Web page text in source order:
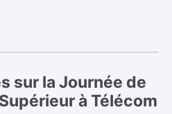
sur la Journée de
à Télécom